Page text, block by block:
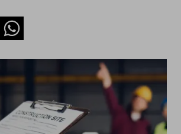
Whatsapp